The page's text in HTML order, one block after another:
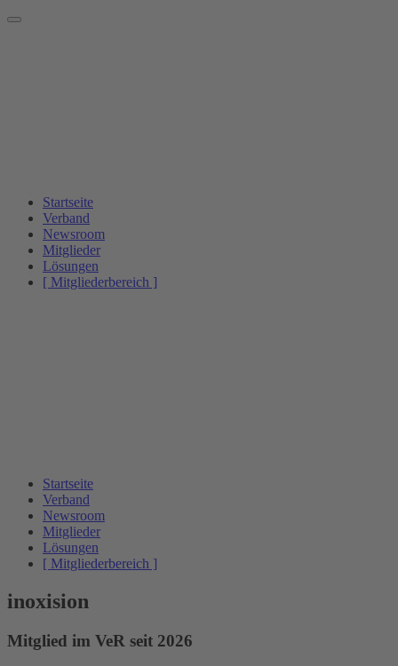
Startseite
Verband
Newsroom
Mitglieder
Lösungen
[ Mitgliederbereich ]
Startseite
Verband
Newsroom
Mitglieder
Lösungen
[ Mitgliederbereich ]
inoxision
Mitglied im VeR seit 2026